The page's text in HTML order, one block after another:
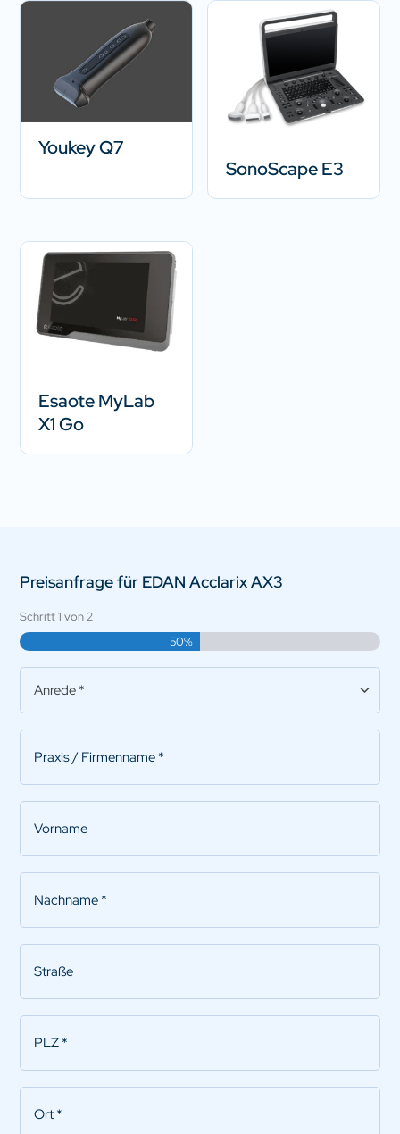
Youkey Q7
SonoScape E3
Esaote MyLab
X1 Go
Preisanfrage für EDAN Acclarix AX3
Schritt1 von2
50%
Anrede
Praxis/Firmenname
Vorname
Nachname
Straße
PLZ
Ort